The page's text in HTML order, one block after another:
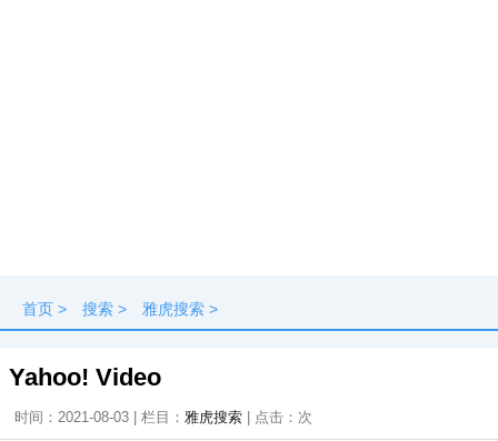
首页 > 搜索 > 雅虎搜索 >
Yahoo! Video
时间：2021-08-03 | 栏目： 雅虎搜索 | 点击： 次